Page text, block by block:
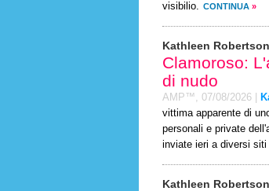
visibilio. CONTINUA »
Kathleen Robertson
Clamoroso:
di nudo
AMP™, 07/08/2026
vittima apparente di
personali e private
inviate ieri a diversi siti
Kathleen Robertson